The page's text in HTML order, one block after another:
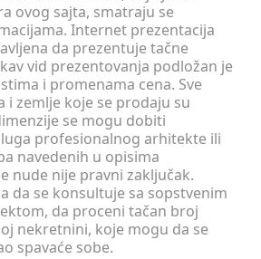
ovog sajta, smatraju se
Internet prezentacija
da prezentuje tačne
vid prezentovanja podložan je
i promenama cena. Sve
i zemlje koje se prodaju su
se mogu dobiti
profesionalnog arhitekte ili
navedenih u opisima
nude nije pravni zaključak.
da se konsultuje sa sopstvenim
da proceni tačan broj
nekretnini, koje mogu da se
spavaće sobe.